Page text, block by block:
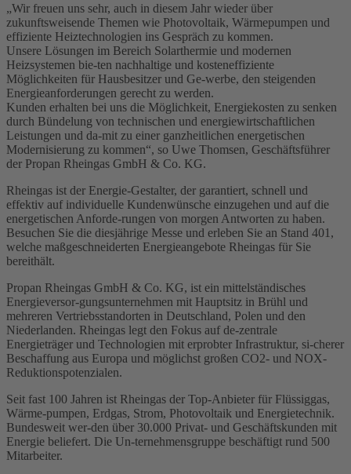
„Wir freuen uns sehr, auch in diesem Jahr wieder über
zukunftsweisende Themen wie Photovoltaik, Wärmepumpen und
effiziente Heiztechnologien ins Gespräch zu kommen.
Unsere Lösungen im Bereich Solarthermie und modernen
Heizsystemen bie-ten nachhaltige und kosteneffiziente
Möglichkeiten für Hausbesitzer und Ge-werbe, den steigenden
Energieanforderungen gerecht zu werden.
Kunden erhalten bei uns die Möglichkeit, Energiekosten zu senken
durch Bündelung von technischen und energiewirtschaftlichen
Leistungen und da-mit zu einer ganzheitlichen energetischen
Modernisierung zu kommen“, so Uwe Thomsen, Geschäftsführer
der Propan Rheingas GmbH & Co. KG.
Rheingas ist der Energie-Gestalter, der garantiert, schnell und
effektiv auf individuelle Kundenwünsche einzugehen und auf die
energetischen Anforde-rungen von morgen Antworten zu haben.
Besuchen Sie die diesjährige Messe und erleben Sie an Stand 401,
welche maßgeschneiderten Energieangebote Rheingas für Sie
bereithält.
Propan Rheingas GmbH & Co. KG, ist ein mittelständisches
Energieversor-gungsunternehmen mit Hauptsitz in Brühl und
mehreren Vertriebsstandorten in Deutschland, Polen und den
Niederlanden. Rheingas legt den Fokus auf de-zentrale
Energieträger und Technologien mit erprobter Infrastruktur, si-cherer
Beschaffung aus Europa und möglichst großen CO2- und NOX-
Reduktionspotenzialen.
Seit fast 100 Jahren ist Rheingas der Top-Anbieter für Flüssiggas,
Wärme-pumpen, Erdgas, Strom, Photovoltaik und Energietechnik.
Bundesweit wer-den über 30.000 Privat- und Geschäftskunden mit
Energie beliefert. Die Un-ternehmensgruppe beschäftigt rund 500
Mitarbeiter.